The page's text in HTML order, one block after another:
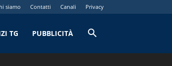
siamo Contatti Canali Privacy
TG PUBBLICITÀ